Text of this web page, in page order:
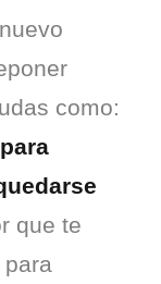
que te